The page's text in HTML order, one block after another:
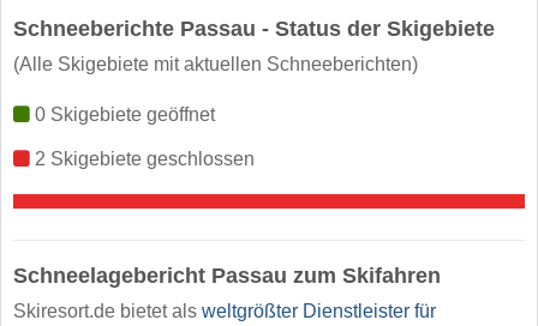
Schneeberichte Passau - Status der Skigebiete
(Alle Skigebiete mit aktuellen Schneeberichten)
0 Skigebiete geöffnet
2 Skigebiete geschlossen
Schneelagebericht Passau zum Skifahren
Skiresort.de bietet als weltgrößter Dienstleister für